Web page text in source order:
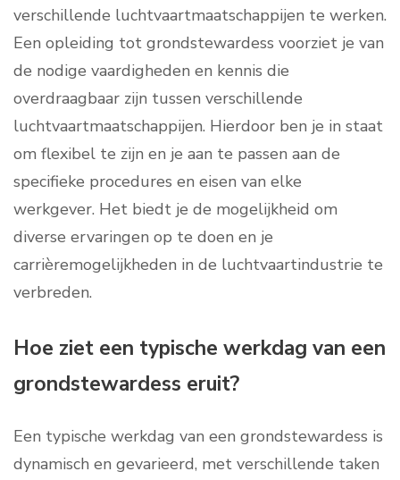
verschillende luchtvaartmaatschappijen te werken.
Een opleiding tot grondstewardess voorziet je van
de nodige vaardigheden en kennis die
overdraagbaar zijn tussen verschillende
luchtvaartmaatschappijen. Hierdoor ben je in staat
om flexibel te zijn en je aan te passen aan de
specifieke procedures en eisen van elke
werkgever. Het biedt je de mogelijkheid om
diverse ervaringen op te doen en je
carrièremogelijkheden in de luchtvaartindustrie te
verbreden.
Hoe ziet een typische werkdag van een
grondstewardess eruit?
Een typische werkdag van een grondstewardess is
dynamisch en gevarieerd, met verschillende taken